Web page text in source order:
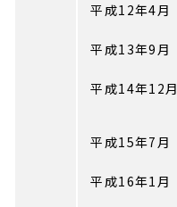
平成12年4月
平成13年9月
平成14年12月
平成15年7月
平成16年1月